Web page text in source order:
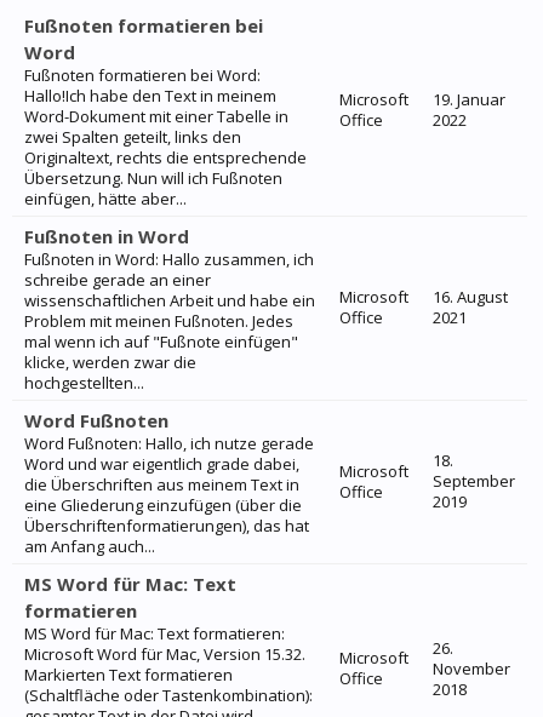
Fußnoten formatieren bei
Word
Fußnoten formatieren bei Word:
Hallo!Ich habe den Text in meinem
Word-Dokument mit einer Tabelle in
zwei Spalten geteilt, links den
Originaltext, rechts die entsprechende
Übersetzung. Nun will ich Fußnoten
einfügen, hätte aber...
Microsoft
Office
19. Januar
2022
Fußnoten in Word
Fußnoten in Word: Hallo zusammen, ich
schreibe gerade an einer
wissenschaftlichen Arbeit und habe ein
Problem mit meinen Fußnoten. Jedes
mal wenn ich auf "Fußnote einfügen"
klicke, werden zwar die
hochgestellten...
Microsoft
Office
16. August
2021
Word Fußnoten
Word Fußnoten: Hallo, ich nutze gerade
Word und war eigentlich grade dabei,
die Überschriften aus meinem Text in
eine Gliederung einzufügen (über die
Überschriftenformatierungen), das hat
am Anfang auch...
Microsoft
Office
18.
September
2019
MS Word für Mac: Text
formatieren
MS Word für Mac: Text formatieren:
Microsoft Word für Mac, Version 15.32.
Markierten Text formatieren
(Schaltfläche oder Tastenkombination):
Microsoft
Office
26.
November
2018